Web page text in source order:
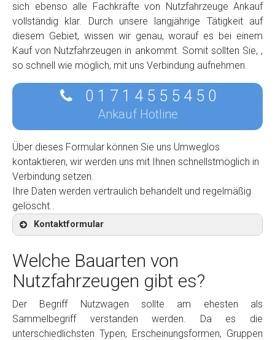
sich ebenso alle Fachkräfte von Nutzfahrzeuge Ankauf
vollständig klar. Durch unsere langjährige Tätigkeit auf
diesem Gebiet, wissen wir genau, worauf es bei einem
Kauf von Nutzfahrzeugen in ankommt. Somit sollten Sie, ,
so schnell wie möglich, mit uns Verbindung aufnehmen.
0 1 7 1 4 5 5 5 4 5 0
Ankauf Hotline
Über dieses Formular können Sie uns Umweglos
kontaktieren, wir werden uns mit Ihnen schnellstmöglich in
Verbindung setzen.
Ihre Daten werden vertraulich behandelt und regelmäßig
gelöscht..
Kontaktformular
Kontaktformular
Marke
Welche Bauarten von
Nutzfahrzeugen gibt es?
Der Begriff Nutzwagen sollte am ehesten als
Sammelbegriff verstanden werden. Da es die
unterschiedlichsten Typen, Erscheinungsformen, Gruppen